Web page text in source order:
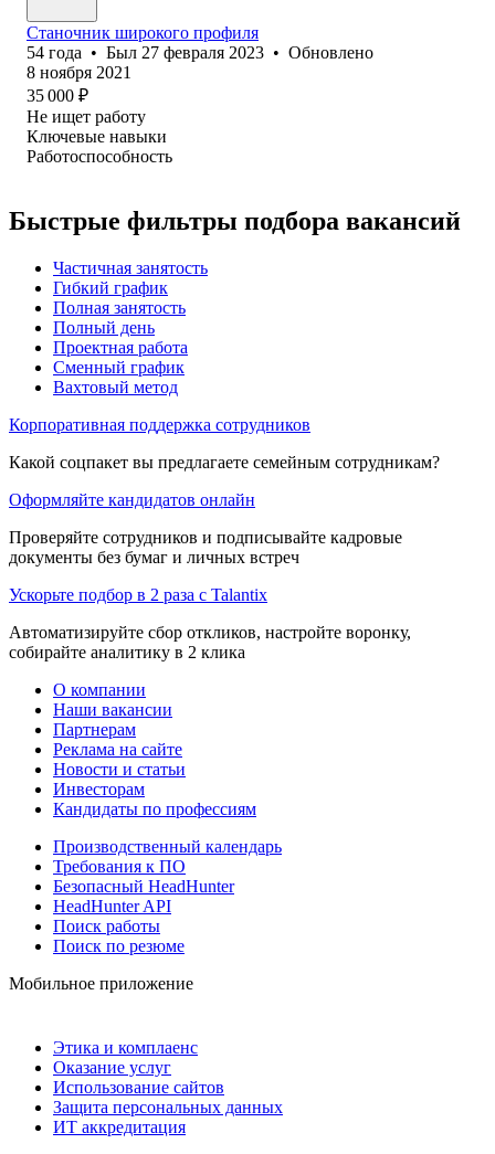
Станочник широкого профиля
54 года • Был 27 февраля 2023 • Обновлено
8 ноября 2021
35 000 ₽
Не ищет работу
Ключевые навыки
Работоспособность
Быстрые фильтры подбора вакансий
Частичная занятость
Гибкий график
Полная занятость
Полный день
Проектная работа
Сменный график
Вахтовый метод
Корпоративная поддержка сотрудников
Какой соцпакет вы предлагаете семейным сотрудникам?
Оформляйте кандидатов онлайн
Проверяйте сотрудников и подписывайте кадровые
документы без бумаг и личных встреч
Ускорьте подбор в 2 раза с Talantix
Автоматизируйте сбор откликов, настройте воронку,
собирайте аналитику в 2 клика
О компании
Наши вакансии
Партнерам
Реклама на сайте
Новости и статьи
Инвесторам
Кандидаты по профессиям
Производственный календарь
Требования к ПО
Безопасный HeadHunter
HeadHunter API
Поиск работы
Поиск по резюме
Мобильное приложение
Этика и комплаенс
Оказание услуг
Использование сайтов
Защита персональных данных
ИТ аккредитация